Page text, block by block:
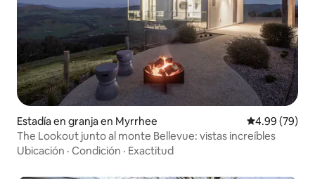
Estadía en granja en Myrrhee Calificación
4.99 (79)
The Lookout junto al monte Bellevue: vistas increíbles
Ubicación · Condición · Exactitud